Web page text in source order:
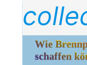
schaffen